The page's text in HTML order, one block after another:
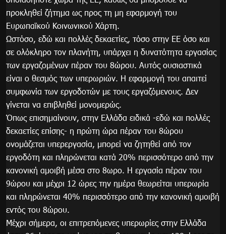
προκληθεί ζήτημα ως προς τη μη εφαρμογή του
Ευρωπαϊκού Κοινωνικού Χάρτη.
Ωστόσο, εδώ και πολλές δεκαετίες, τόσο στην ΕΕ όσο και
σε ολόκληρο τον πλανήτη, υπάρχει η δυνατότητα εργασίας
των εργαζομένων πέραν του 8ώρου. Αυτός ουσιαστικά
είναι ο θεσμός των υπερωριών. Η εφαρμογή του απαιτεί
συμφωνία των εργοδοτών με τους εργαζόμενους. Δεν
γίνεται να επιβληθεί μονομερώς.
Όπως επισημαίνουν, στην Ελλάδα ειδικά -εδώ και πολλές
δεκαετίες επίσης- η πρώτη ώρα πέραν του 8ώρου
ονομάζεται υπερεργασία, μπορεί να ζητηθεί από τον
εργοδότη και πληρώνεται κατά 20% περισσότερο από την
κανονική αμοιβή μέσα στο 8ωρο. Η εργασία πέραν του
9ώρου και μέχρι 12 ώρες την ημέρα θεωρείται υπερωρία
και πληρώνεται 40% περισσότερο από την κανονική αμοιβή
εντός του 8ώρου.
Μέχρι σήμερα, οι επιτρεπόμενες υπερωρίες στην Ελλάδα